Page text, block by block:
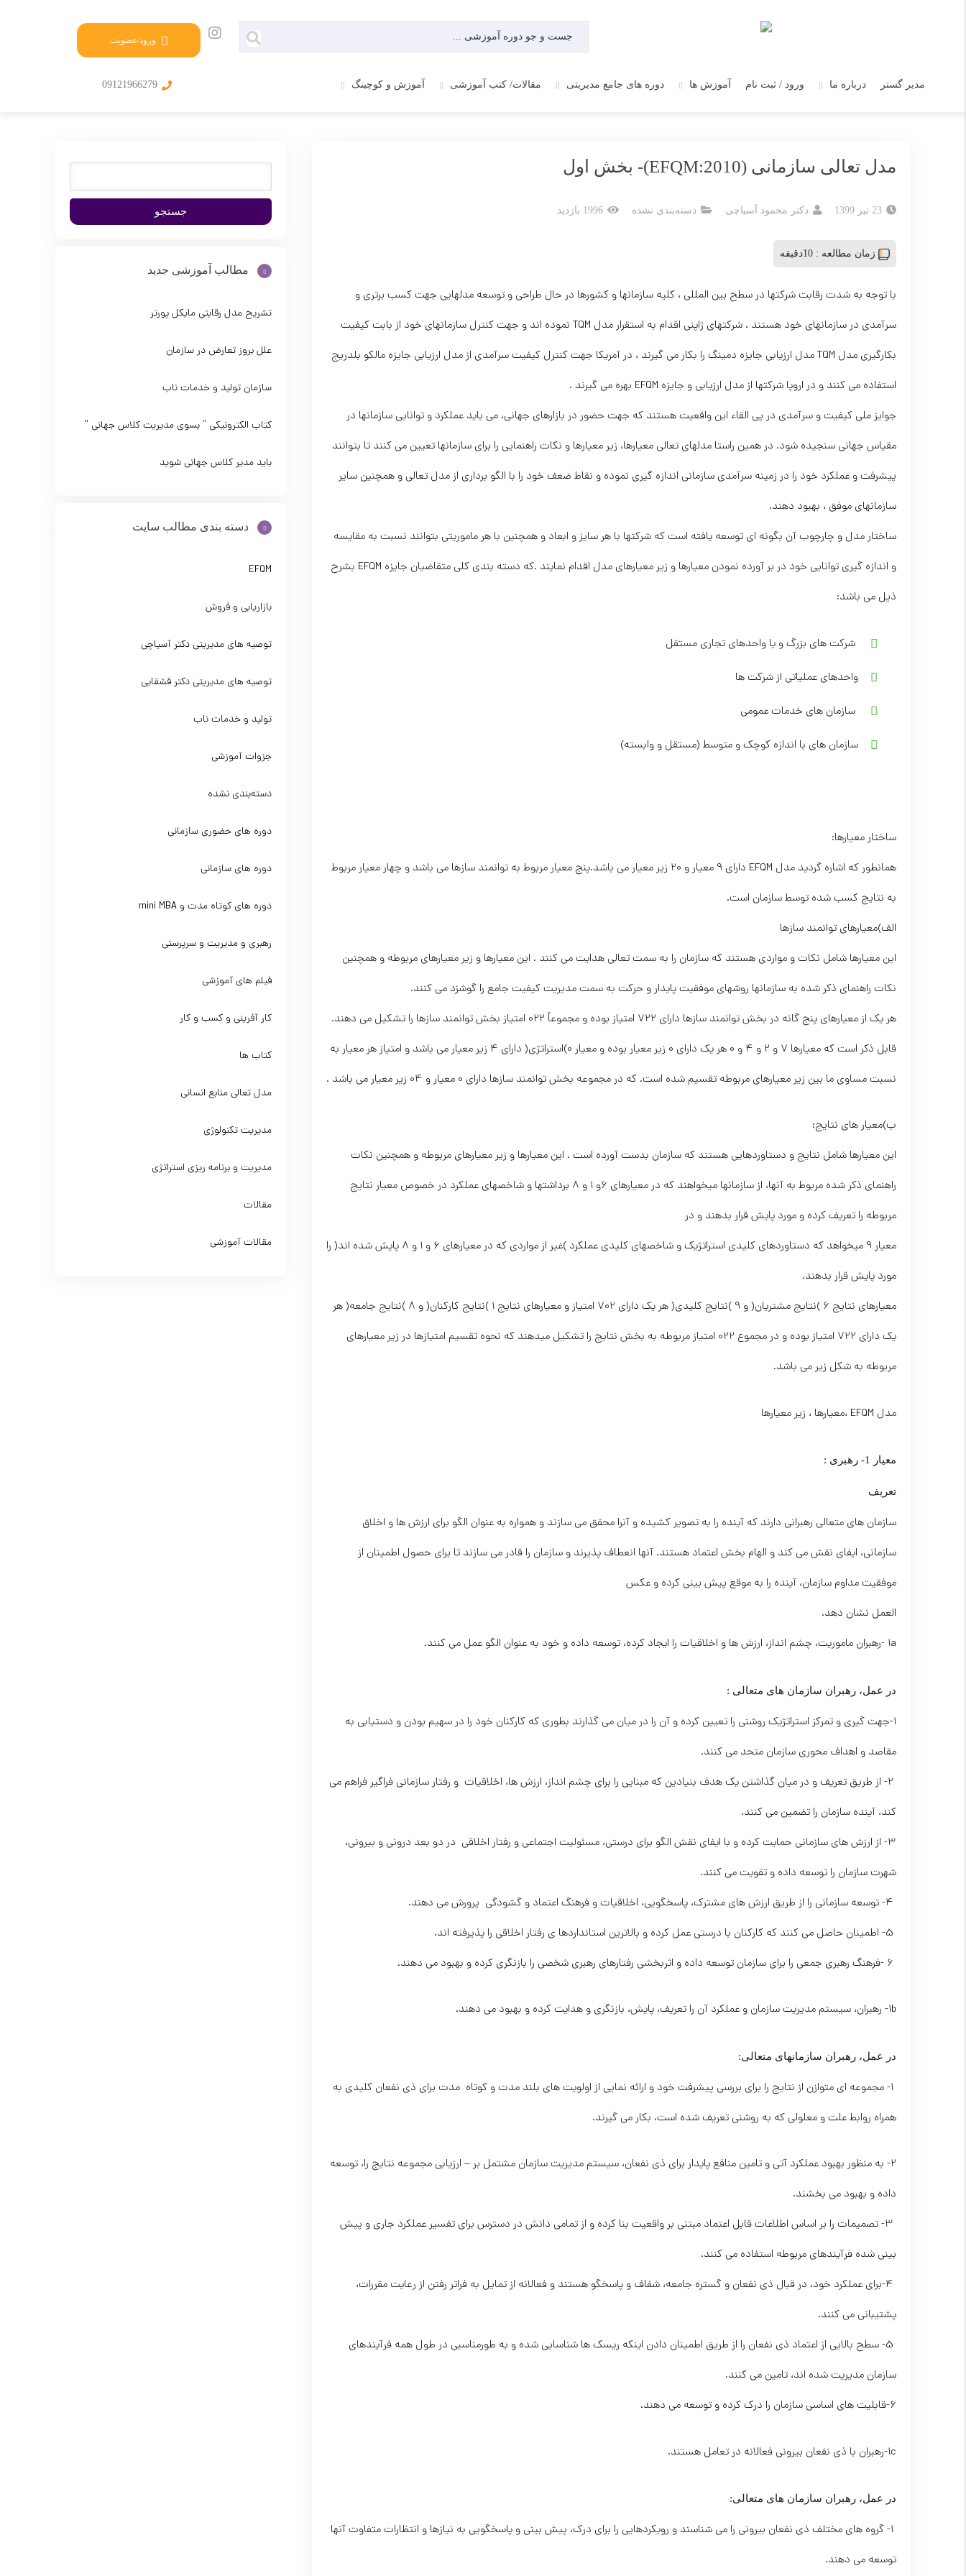
ورود/عضویت
مدیر گستر درباره ما ورود / ثبت نام آموزش ها دوره های جامع مدیریتی مقالات/ کتب آموزشی آموزش و کوچینگ 09121966279
مدل تعالی سازمانی (EFQM:2010)- بخش اول
23 تیر 1399 دکتر محمود آسیاچی دسته‌بندی نشده 1996 بازدید
زمان مطالعه : 10دقیقه
با توجه به شدت رقابت شرکتها در سطح بین المللی ، کلیه سازمانها و کشورها در حال طراحی و توسعه مدلهایی جهت کسب برتری و
سرآمدی در سازمانهای خود هستند . شرکتهای ژاپنی اقدام به استقرار مدل TQM نموده اند و جهت کنترل سازمانهای خود از بابت کیفیت
بکارگیری مدل TQM مدل ارزیابی جایزه دمینگ را بکار می گیرند ، در آمریکا جهت کنترل کیفیت سرآمدی از مدل ارزیابی جایزه مالکو بلدریج
استفاده می کنند و در اروپا شرکتها از مدل ارزیابی و جایزه EFQM بهره می گیرند .
جوایز ملی کیفیت و سرآمدی در پی القاء این واقعیت هستند که جهت حضور در بازارهای جهانی، می باید عملکرد و توانایی سازمانها در
مقیاس جهانی سنجیده شود. در همین راستا مدلهای تعالی معیارها، زیر معیارها و نکات راهنمایی را برای سازمانها تعیین می کنند تا بتوانند
پیشرفت و عملکرد خود را در زمینه سرآمدی سازمانی اندازه گیری نموده و نقاط ضعف خود را با الگو برداری از مدل تعالی و همچنین سایر
سازمانهای موفق ، بهبود دهند.
ساختار مدل و چارچوب آن بگونه ای توسعه یافته است که شرکتها با هر سایز و ابعاد و همچنین با هر ماموریتی بتوانند نسبت به مقایسه
و اندازه گیری توانایی خود در بر آورده نمودن معیارها و زیر معیارهای مدل اقدام نمایند .که دسته بندی کلی متقاضیان جایزه EFQM بشرح
ذیل می باشد:
شرکت های بزرگ و یا واحدهای تجاری مستقل
واحدهای عملیاتی از شرکت ها
 سازمان های خدمات عمومی
سازمان های با اندازه کوچک و متوسط (مستقل و وابسته)
ساختار معیارها:
همانطور که اشاره گردید مدل EFQM دارای 9 معیار و 20 زیر معیار می باشد.پنج معیار مربوط به توانمند سازها می باشد و چهار معیار مربوط
به نتایج کسب شده توسط سازمان است.
الف)معیارهای توانمند سازها
این معیارها شامل نکات و مواردی هستند که سازمان را به سمت تعالی هدایت می کنند . این معیارها و زیر معیارهای مربوطه و همچنین
نکات راهنمای ذکر شده به سازمانها روشهای موفقیت پایدار و حرکت به سمت مدیریت کیفیت جامع را گوشزد می کنند.
هر یک از معیارهای پنج گانه در بخش توانمند سازها دارای 722 امتیاز بوده و مجموعاً 022 امتیاز بخش توانمند سازها را تشکیل می دهند.
قابل ذکر است که معیارها 7 و 2 و 4 و 0 هر یک دارای 0 زیر معیار بوده و معیار 0)استراتژی( دارای 4 زیر معیار می باشد و امتیاز هر معیار به
نسبت مساوی ما بین زیر معیارهای مربوطه تقسیم شده است. که در مجموعه بخش توانمند سازها دارای 0 معیار و 04 زیر معیار می باشد .
ب)معیار های نتايج:
این معیارها شامل نتایج و دستاوردهایی هستند که سازمان بدست آورده است . این معیارها و زیر معیارهای مربوطه و همچنین نکات
راهنمای ذکر شده مربوط به آنها، از سازمانها میخواهند که در معیارهای 6و 1 و 8 برداشتها و شاخصهای عملکرد در خصوص معیار نتایج
مربوطه را تعریف کرده و مورد پایش قرار بدهند و در
معیار 9 میخواهد که دستاوردهای کلیدی استراتژیک و شاخصهای کلیدی عملکرد )غیر از مواردی که در معیارهای 6 و 1 و 8 پایش شده اند( را
مورد پایش قرار بدهند.
معیارهای نتایج 6 )نتایج مشتریان( و 9 )نتایج کلیدی( هر یک دارای 702 امتیاز و معیارهای نتایج 1 )نتایج کارکنان( و 8 )نتایج جامعه( هر
یک دارای 722 امتیاز بوده و در مجموع 022 امتیاز مربوطه به بخش نتایج را تشکیل میدهند که نحوه تقسیم امتیازها در زیر معیارهای
مربوطه به شکل زیر می باشد.
مدل EFQM ،معیارها ، زير معیارها
معیار 1- رهبری :
تعريف
سازمان های متعالی رهبرانی دارند که آینده را به تصویر کشیده و آنرا محقق می سازند و همواره به عنوان الگو برای ارزش ها و اخلاق
سازمانی، ایفای نقش می کند و الهام بخش اعتماد هستند. آنها انعطاف پذیرند و سازمان را قادر می سازند تا برای حصول اطمینان از
موفقیت مداوم سازمان، آینده را به موقع پیش بینی کرده و عکس
العمل نشان دهد.
1a -رهبران ماموریت، چشم انداز، ارزش ها و اخلاقیات را ایجاد کرده، توسعه داده و خود به عنوان الگو عمل می کنند.
در عمل، رهبران سازمان های متعالی :
1-جهت گیری و تمرکز استراتژیک روشنی را تعیین کرده و آن را در میان می گذارند بطوری که کارکنان خود را در سهیم بودن و دستیابی به
مقاصد و اهداف محوری سازمان متحد می کنند.
 2- از طریق تعریف و در میان گذاشتن یک هدف بنیادین که مبنایی را برای چشم انداز، ارزش ها، اخلاقیات و رفتار سازمانی فراگیر فراهم می
کند، آینده سازمان را تضمین می کنند.
3- از ارزش های سازمانی حمایت کرده و با ایفای نقش الگو برای درستی، مسئولیت اجتماعی و رفتار اخلاقی در دو بعد درونی و بیرونی،
شهرت سازمان را توسعه داده و تقویت می کنند.
1b- رهبران، سیستم مدیریت سازمان و عملکرد آن را تعریف، پایش، بازنگری و هدایت کرده و بهبود می دهند.
در عمل، رهبران سازمانهای متعالی:
 1- مجموعه ای متوازن از نتایج را برای بررسی پیشرفت خود و ارائه نمایی از اولویت های بلند مدت و کوتاه مدت برای ذی نفعان کلیدی به
همراه روابط علت و معلولی که به روشنی تعریف شده است، بکار می گیرند.
2- به منظور بهبود عملکرد آتی و تامین منافع پایدار برای ذی نفعان، سیستم مدیریت سازمان مشتمل بر – ارزیابی مجموعه نتایج را، توسعه
داده و بهبود می بخشند.
 3- تصمیمات را بر اساس اطلاعات قابل اعتماد مبتنی بر واقعیت بنا کرده و از تمامی دانش در دسترس برای تفسیر عملکرد جاری و پیش
بینی شده فرآیندهای مربوطه استفاده می کنند.
 4-برای عملکرد خود، در قبال ذی نفعان و گستره جامعه، شفاف و پاسخگو هستند و فعالانه از تمایل به فراتر رفتن از رعایت مقررات،
پشتیبانی می کنند.
 5- سطح بالایی از اعتماد ذی نفعان را از طریق اطمینان دادن اینکه ریسک ها شناسایی شده و به طورمناسبی در طول همه فرآیندهای
سازمان مدیریت شده اند، تامین می کنند.
6-قابلیت های اساسی سازمان را درك کرده و توسعه می دهند.
1c-رهبران با ذی نفعان بیرونی فعالانه در تعامل هستند.
در عمل، رهبران سازمان های متعالی:
 1- گروه های مختلف ذی نفعان بیرونی را می شناسند و رویکردهایی را برای درك، پیش بینی و پاسخگویی به نیازها و انتظارات متفاوت آنها
توسعه می دهند.
مطالب آموزشی جدید
تشریح مدل رقابتی مایکل پورتر
علل بروز تعارض در سازمان
سازمان تولید و خدمات ناب
کتاب الکترونیکی ” بسوی مدیریت کلاس جهانی “
باید مدیر کلاس جهانی شوید
دسته بندی مطالب سایت
EFQM
بازاریابی و فروش
توصیه های مدیریتی دکتر آسیاچی
توصیه های مدیریتی دکتر قشقایی
تولید و خدمات ناب
جزوات آموزشی
دسته‌بندی نشده
دوره های حضوری سازمانی
دوره های سازمانی
دوره های کوتاه مدت و mini MBA
رهبری و مدیریت و سرپرستی
فیلم های آموزشی
کار آفرینی و کسب و کار
کتاب ها
مدل تعالی منابع انسانی
مدیریت تکنولوژی
مدیریت و برنامه ریزی استراتژی
مقالات
مقالات آموزشی